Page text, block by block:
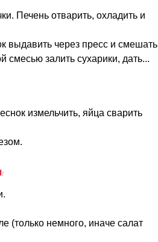
Печень отварить, охладить и
выдавить через пресс и смешать
смесью залить сухарики, дать...
измельчить, яйца сварить
(только немного, иначе салат